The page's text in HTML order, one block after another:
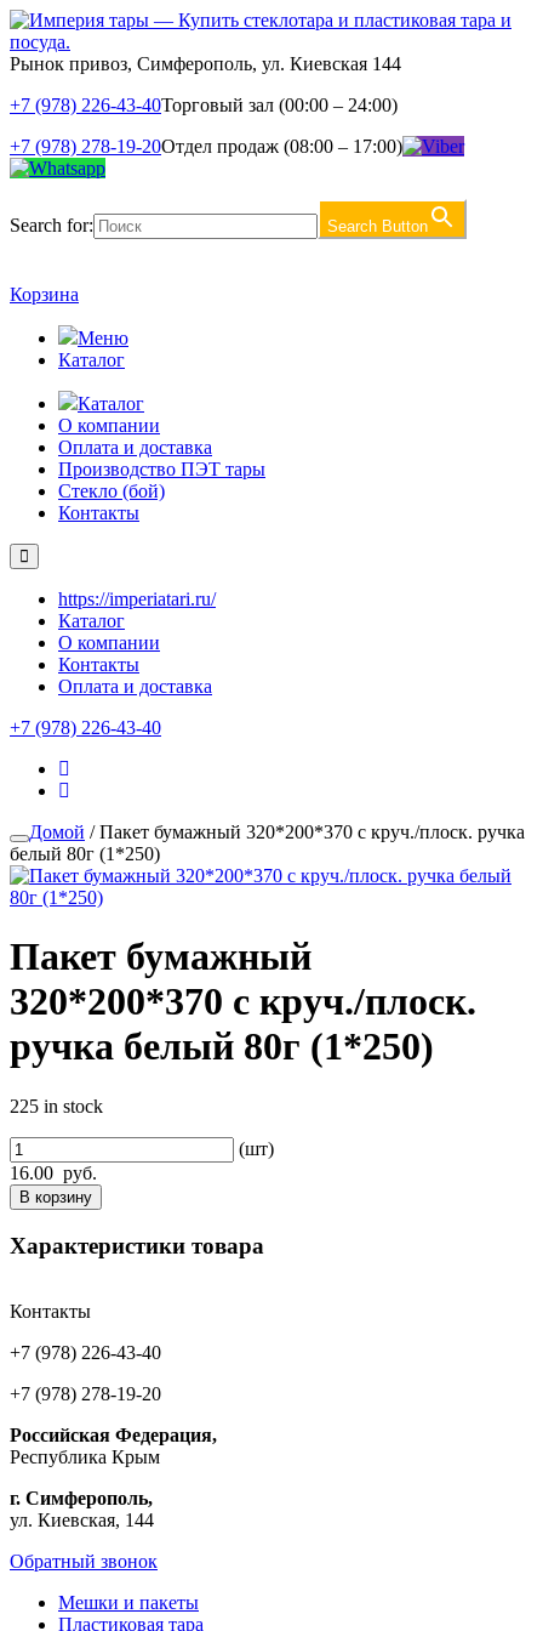
Рынок привоз, Симферополь, ул. Киевская 144
+7 (978) 226-43-40Торговый зал (00:00 – 24:00)
+7 (978) 278-19-20Отдел продаж (08:00 – 17:00)
Search for: Search Button
Корзина
Меню
Каталог
Каталог
О компании
Оплата и доставка
Производство ПЭТ тары
Стекло (бой)
Контакты
https://imperiatari.ru/
Каталог
О компании
Контакты
Оплата и доставка
+7 (978) 226-43-40
Домой / Пакет бумажный 320*200*370 с круч./плоск. ручка
белый 80г (1*250)
Пакет бумажный
320*200*370 с круч./плоск.
ручка белый 80г (1*250)
225 in stock
(шт)
16.00 руб.
В корзину
Характеристики товара
Контакты
+7 (978) 226-43-40
+7 (978) 278-19-20
Российская Федерация,
Республика Крым
г. Симферополь,
ул. Киевская, 144
Обратный звонок
Мешки и пакеты
Пластиковая тара